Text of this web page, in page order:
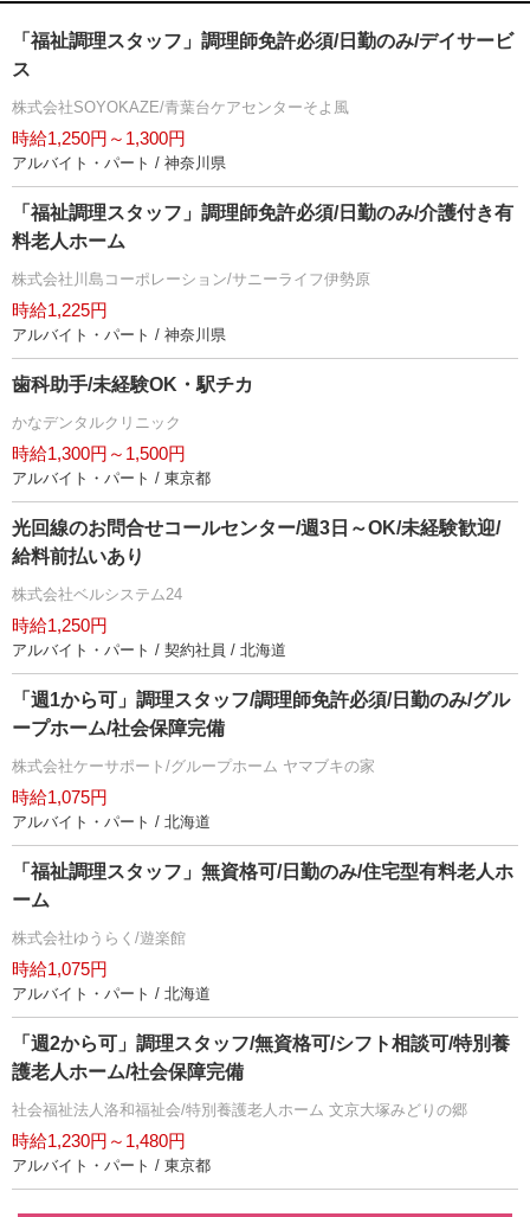
「福祉調理スタッフ」調理師免許必須/日勤のみ/デイサービ
ス
株式会社SOYOKAZE/青葉台ケアセンターそよ風
時給1,250円～1,300円
アルバイト・パート / 神奈川県
「福祉調理スタッフ」調理師免許必須/日勤のみ/介護付き有
料老人ホーム
株式会社川島コーポレーション/サニーライフ伊勢原
時給1,225円
アルバイト・パート / 神奈川県
歯科助手/未経験OK・駅チカ
かなデンタルクリニック
時給1,300円～1,500円
アルバイト・パート / 東京都
光回線のお問合せコールセンター/週3日～OK/未経験歓迎/
給料前払いあり
株式会社ベルシステム24
時給1,250円
アルバイト・パート / 契約社員 / 北海道
「週1から可」調理スタッフ/調理師免許必須/日勤のみ/グル
ープホーム/社会保障完備
株式会社ケーサポート/グループホーム ヤマブキの家
時給1,075円
アルバイト・パート / 北海道
「福祉調理スタッフ」無資格可/日勤のみ/住宅型有料老人ホ
ーム
株式会社ゆうらく/遊楽館
時給1,075円
アルバイト・パート / 北海道
「週2から可」調理スタッフ/無資格可/シフト相談可/特別養
護老人ホーム/社会保障完備
社会福祉法人洛和福祉会/特別養護老人ホーム 文京大塚みどりの郷
時給1,230円～1,480円
アルバイト・パート / 東京都